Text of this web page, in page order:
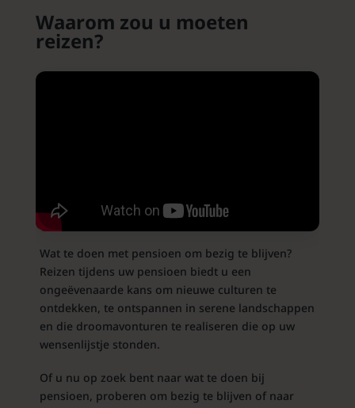
Waarom zou u moeten
reizen?
Wat te doen met pensioen om bezig te blijven?
Reizen tijdens uw pensioen biedt u een
ongeëvenaarde kans om nieuwe culturen te
ontdekken, te ontspannen in serene landschappen
en die droomavonturen te realiseren die op uw
wensenlijstje stonden.
Of u nu op zoek bent naar wat te doen bij
pensioen, proberen om bezig te blijven of naar